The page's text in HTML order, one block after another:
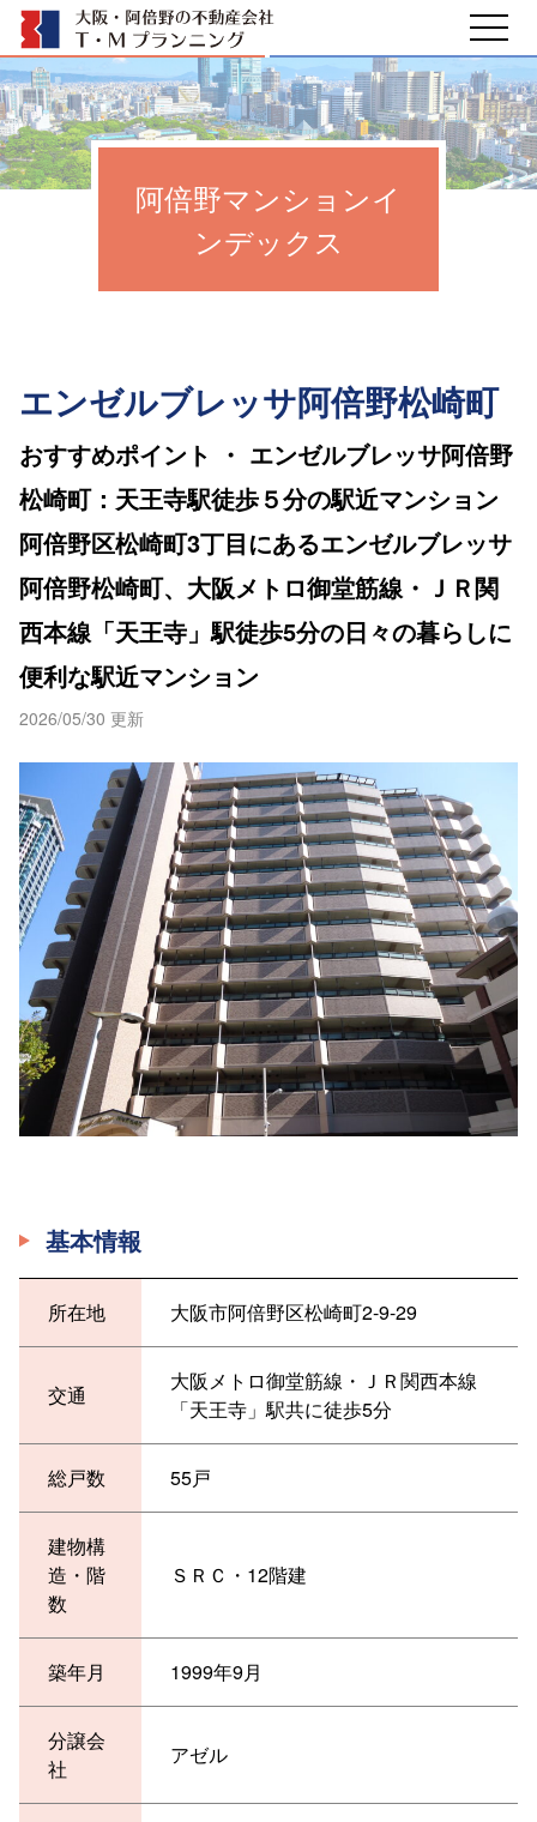
阿倍野マンションイ
ンデックス
エンゼルブレッサ阿倍野松崎町
おすすめポイント ・ エンゼルブレッサ阿倍野
松崎町：天王寺駅徒歩５分の駅近マンション
阿倍野区松崎町3丁目にあるエンゼルブレッサ
阿倍野松崎町、大阪メトロ御堂筋線・ＪＲ関
西本線「天王寺」駅徒歩5分の日々の暮らしに
便利な駅近マンション
2026/05/30 更新
基本情報
所在地 大阪市阿倍野区松崎町2-9-29
交通
大阪メトロ御堂筋線・ＪＲ関西本線
「天王寺」駅共に徒歩5分
総戸数 55戸
建物構
造・階
数
ＳＲＣ・12階建
築年月 1999年9月
分譲会
社
アゼル